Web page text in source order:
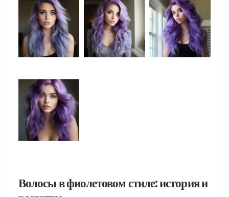
Волосы в фиолетовом стиле: история и